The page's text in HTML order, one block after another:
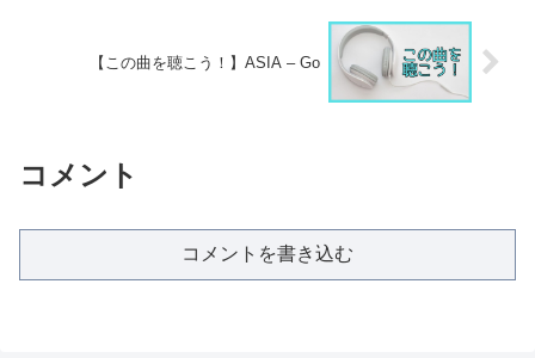
【この曲を聴こう！】ASIA – Go
コメント
コメントを書き込む